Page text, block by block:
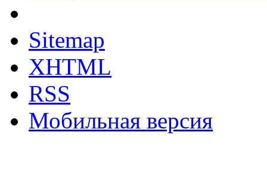
Sitemap
XHTML
RSS
Мобильная версия